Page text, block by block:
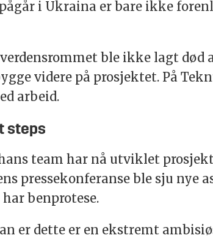
i Ukraina er bare ikke
ble ikke lagt død
videre på prosjektet. På
arbeid.
steps
team har nå utviklet
pressekonferanse ble sju nye
benprotese.
er dette er en ekstremt